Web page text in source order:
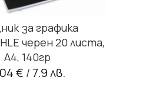
за графика
черен 20 листа,
А4, 140гр
€ / 7.9 лв.